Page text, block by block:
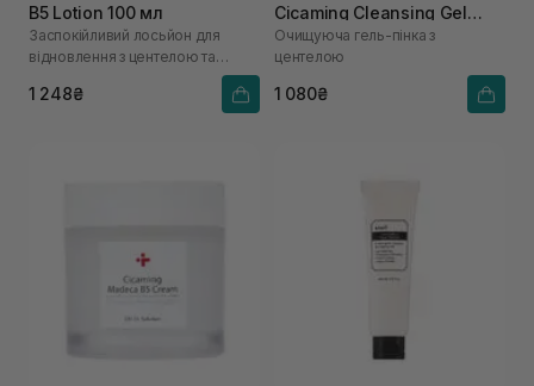
B5 Lotion 100 мл
Заспокійливий лосьйон для
відновлення з центелою та
1 248₴
Cicaming Cleansing Gel
Foam 150 мл
Очищуюча гель-пінка з
центелою
1 080₴